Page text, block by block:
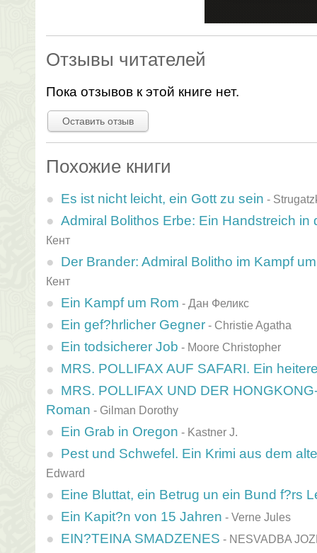
Отзывы читателей
Пока отзывов к этой книге нет.
Оставить отзыв
Похожие книги
Es ist nicht leicht, ein Gott zu sein -
Admiral Bolithos Erbe: Ein Handstreich in
Кент
Der Brander: Admiral Bolitho im Kampf
Кент
Ein Kampf um Rom - Дан Феликс
Ein gef?hrlicher Gegner - Christie Agatha
Ein todsicherer Job - Moore Christopher
MRS. POLLIFAX AUF SAFARI. Ein
MRS. POLLIFAX UND DER
Roman - Gilman Dorothy
Ein Grab in Oregon - Kastner J.
Pest und Schwefel. Ein Krimi aus dem
Edward
Eine Bluttat, ein Betrug un ein Bund f?rs
Ein Kapit?n von 15 Jahren - Verne Jules
EIN?TEINA SMADZENES - NESVADBA